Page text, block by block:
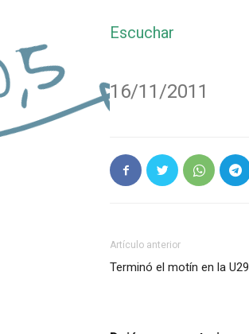
Escuchar
16/11/2011
Artículo anterior
Terminó el motín en la U29